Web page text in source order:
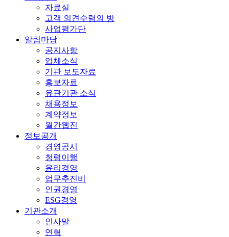
자료실
고객 의견수렴의 방
사업평가단
알림마당
공지사항
업체소식
기관 보도자료
홍보자료
유관기관 소식
채용정보
계약정보
월간웹진
정보공개
경영공시
청렴이행
윤리경영
업무추진비
인권경영
ESG경영
기관소개
인사말
연혁